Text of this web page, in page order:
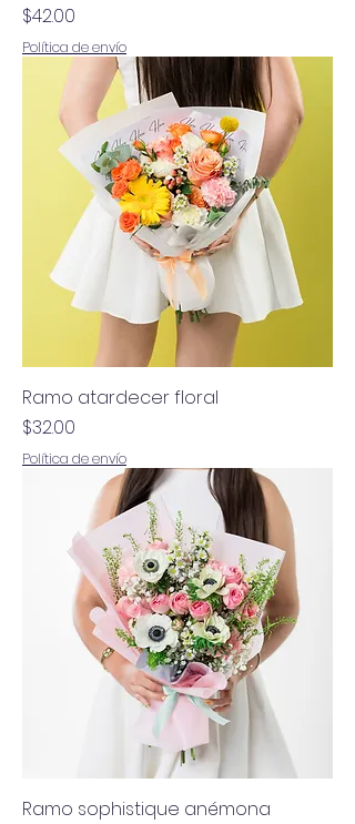
Precio
$42.00
Política de envío
Ramo atardecer floral
Precio
$32.00
Política de envío
Ramo sophistique anémona